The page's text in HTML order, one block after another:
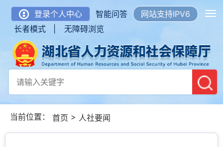
登录个人中心 智能问答
网站支持IPV6
长者模式 |
无障碍浏览
当前位置： 首页 > 人社要闻